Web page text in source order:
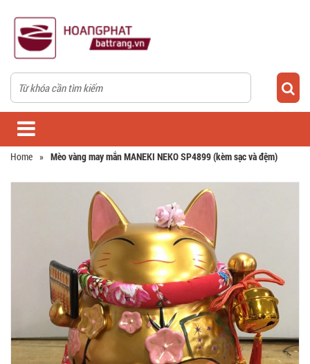
Home » Mèo vàng may mắn MANEKI NEKO SP4899 (kèm sạc và đệm)